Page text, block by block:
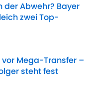
Abwehr? Bayer
zwei Top-
Date
vor Mega-Transfer –
steht fest
Date